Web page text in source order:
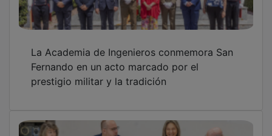
La Academia de Ingenieros conmemora San
Fernando en un acto marcado por el
prestigio militar y la tradición